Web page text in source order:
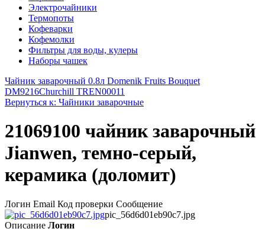
Электрочайники
Термопоты
Кофеварки
Кофемолки
Фильтры для воды, кулеры
Наборы чашек
Чайник заварочный 0.8л Domenik Fruits Bouquet
DM9216Churchill TREN00011
Вернуться к: Чайники заварочные
21069100 чайник заварочный
Jianwen, темно-серый,
керамика (доломит)
Логин Email Код проверки Сообщение
pic_56d6d01eb90c7.jpg
Описание Логин